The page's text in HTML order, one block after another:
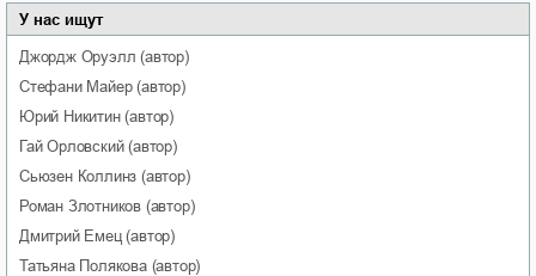
У нас ищут
Джордж Оруэлл (автор)
Стефани Майер(автор)
Юрий Никитин(автор)
Гай Орловский(автор)
Сьюзен Коллинз (автор)
Роман Злотников (автор)
Дмитрий Емец(автор)
Татьяна Полякова(автор)